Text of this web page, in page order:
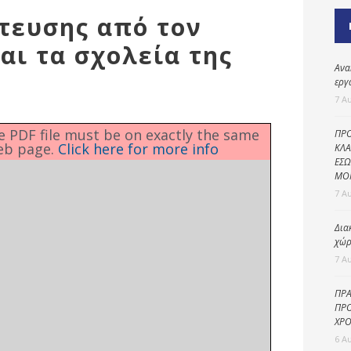
αστυνομία
προστασία
από τον
τα σχολεία της
file must be on exactly the same
page. Click here for more info
7
7
7
6